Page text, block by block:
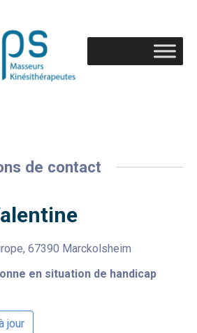
de contact
67390 Marckolsheim
en situation de handicap
jour